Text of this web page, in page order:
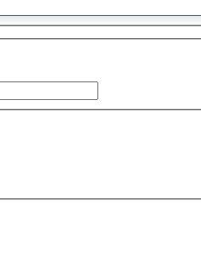
предложение
найдено